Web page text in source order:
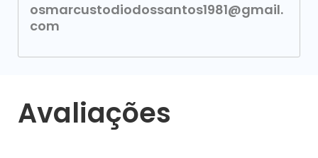
osmarcustodiodossantos1981@gmail.
com
Avaliações